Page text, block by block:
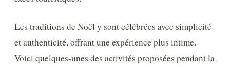
Les traditions de Noël y sont célébrées avec simplicité
et authenticité, offrant une expérience plus intime.
Voici quelques-unes des activités proposées pendant la